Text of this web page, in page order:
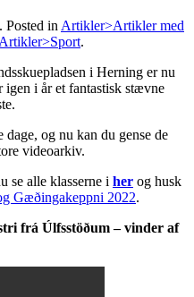
. Posted in Artikler>Artikler med
Artikler>Sport.
i Herning er nu
igen i år et fantastisk stævne
og nu kan du gense de
videoarkiv.
se alle klasserne i her og husk
Gæðingakeppni 2022.
frá Úlfsstöðum – vinder af